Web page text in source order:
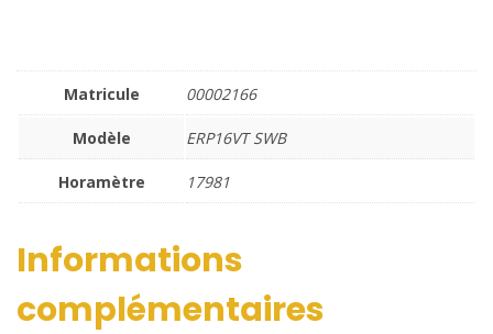
Matricule 00002166
Modèle ERP16VT SWB
Horamètre 17981
Informations
complémentaires